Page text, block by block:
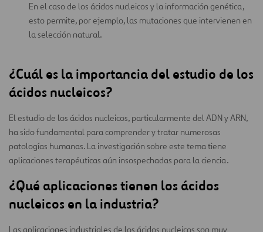
En el caso de los ácidos nucleicos y la información genética,
esto permite, por ejemplo, las mutaciones que intervienen en
la selección natural.
¿Cuál es la importancia del estudio de los
ácidos nucleicos?
El estudio de los ácidos nucleicos, particularmente del ADN y ARN,
ha sido fundamental para comprender y tratar numerosas
patologías humanas. La investigación sobre este tema tiene
aplicaciones terapéuticas aún insospechadas para la ciencia.
¿Qué aplicaciones tienen los ácidos
nucleicos en la industria?
Las aplicaciones industriales de los ácidos nucleicos son muy